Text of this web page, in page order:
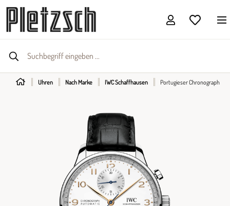
Uhren Nach Marke IWC Schaffhausen Portugieser Chronograph